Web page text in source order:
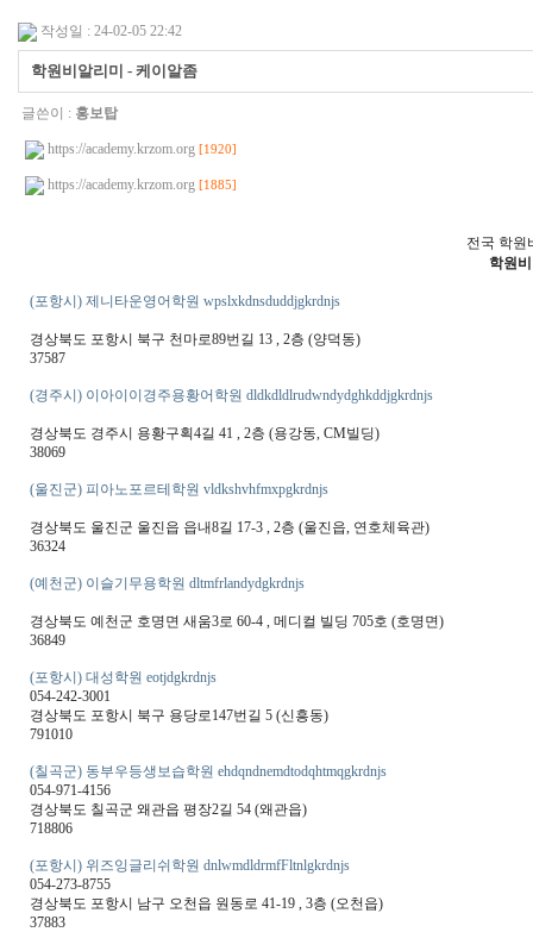
작성일 : 24-02-05 22:42
학원비알리미 - 케이알좀
글쓴이 : 홍보탑
https://academy.krzom.org [1920]
https://academy.krzom.org [1885]
전국 학원
학원
(포항시) 제니타운영어학원 wpslxkdnsduddjgkrdnjs
경상북도 포항시 북구 천마로89번길 13 , 2층 (양덕동)
37587
(경주시) 이아이이경주용황어학원 dldkdldlrudwndydghkddjgkrdnjs
경상북도 경주시 용황구획4길 41 , 2층 (용강동, CM빌딩)
38069
(울진군) 피아노포르테학원 vldkshvhfmxpgkrdnjs
경상북도 울진군 울진읍 읍내8길 17-3 , 2층 (울진읍, 연호체육관)
36324
(예천군) 이슬기무용학원 dltmfrlandydgkrdnjs
경상북도 예천군 호명면 새움3로 60-4 , 메디컬 빌딩 705호 (호명면)
36849
(포항시) 대성학원 eotjdgkrdnjs
054-242-3001
경상북도 포항시 북구 용당로147번길 5 (신흥동)
791010
(칠곡군) 동부우등생보습학원 ehdqndnemdtodqhtmqgkrdnjs
054-971-4156
경상북도 칠곡군 왜관읍 평장2길 54 (왜관읍)
718806
(포항시) 위즈잉글리쉬학원 dnlwmdldrmfFltnlgkrdnjs
054-273-8755
경상북도 포항시 남구 오천읍 원동로 41-19 , 3층 (오천읍)
37883